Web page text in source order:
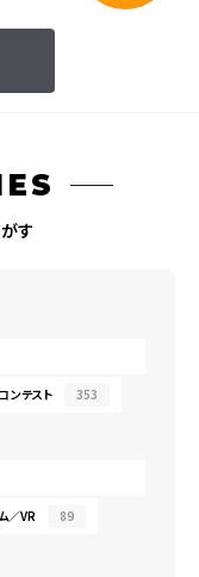
す
コンテスト 353
／VR 89